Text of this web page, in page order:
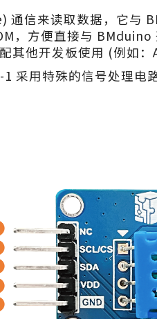
通信来读取数据，它与
，方便直接与 BMduino
其他开发板使用 (例如：
采用特殊的信号处理